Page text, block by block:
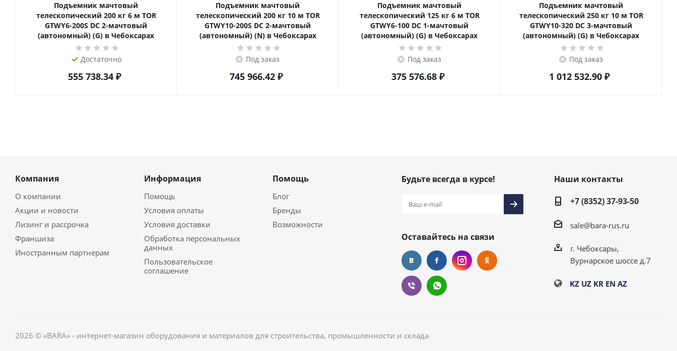
Подъемник мачтовый
телескопический 200 кг 6 м TOR
GTWY6-200S DC 2-мачтовый
(автономный) (G) в Чебоксарах
Достаточно
555 738.34₽
Подъемник мачтовый
телескопический 200 кг 10 м TOR
GTWY10-200S DC 2-мачтовый
(автономный) (N) в Чебоксарах
Под заказ
745 966.42₽
Подъемник мачтовый
телескопический 125 кг 6 м TOR
GTWY6-100 DC 1-мачтовый
(автономный) (G) в Чебоксарах
Под заказ
375 576.68₽
Подъемник мачтовый
телескопический 250 кг 10 м TOR
GTWY10-320 DC 3-мачтовый
(автономный) (G) в Чебоксарах
Под заказ
1 012 532.90 ₽
Компания
О компании
Акции и новости
Лизинг и рассрочка
Франшиза
Иностранным партнерам
Информация
Помощь
Условия оплаты
Условия доставки
Обработка персональных
данных
Пользовательское
соглашение
Помощь
Блог
Бренды
Возможности
Будьте всегда в курсе!
Оставайтесь на связи
Наши контакты
+7 (8352) 37-93-50
sale@bara-rus.ru
г. Чебоксары,
Вурнарское шоссе д.7
KZ UZ KR EN AZ
2026 © «BARA» - интернет-магазин оборудования и материалов для строительства, промышленности и склада